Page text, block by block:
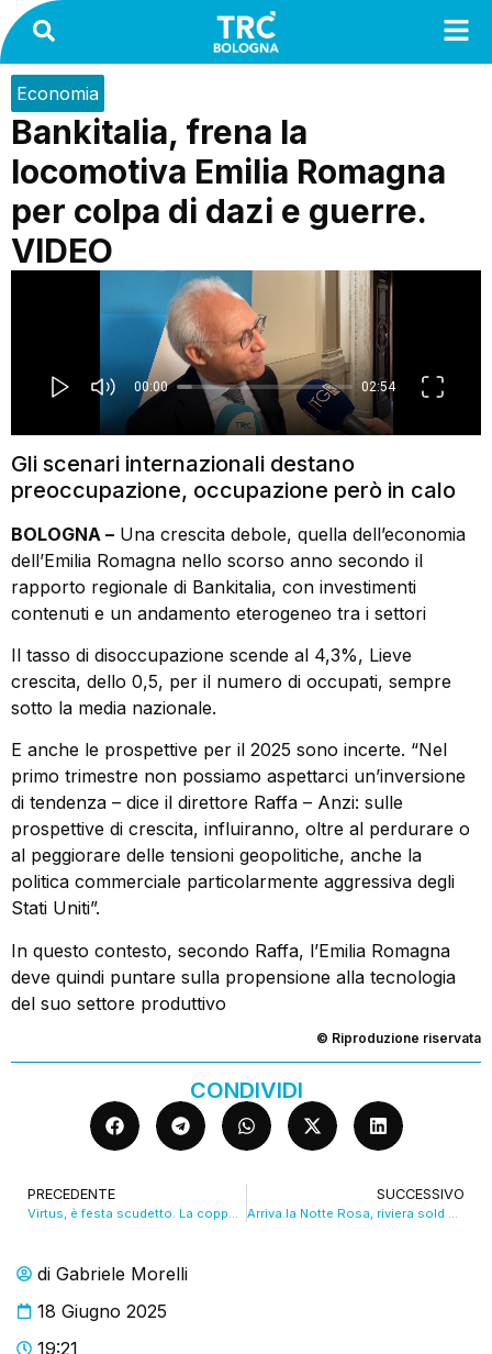
di Gabriele Morelli
18 Giugno 2025
19:21
Economia
Bankitalia, frena la
locomotiva Emilia Romagna
per colpa di dazi e guerre.
VIDEO
Gli scenari internazionali destano
preoccupazione, occupazione però in calo
BOLOGNA – Una crescita debole, quella dell’economia
dell’Emilia Romagna nello scorso anno secondo il
rapporto regionale di Bankitalia, con investimenti
contenuti e un andamento eterogeneo tra i settori
Il tasso di disoccupazione scende al 4,3%, Lieve
crescita, dello 0,5, per il numero di occupati, sempre
sotto la media nazionale.
E anche le prospettive per il 2025 sono incerte. “Nel
primo trimestre non possiamo aspettarci un’inversione
di tendenza – dice il direttore Raffa – Anzi: sulle
prospettive di crescita, influiranno, oltre al perdurare o
al peggiorare delle tensioni geopolitiche, anche la
politica commerciale particolarmente aggressiva degli
Stati Uniti”.
In questo contesto, secondo Raffa, l’Emilia Romagna
deve quindi puntare sulla propensione alla tecnologia
del suo settore produttivo
© Riproduzione riservata
CONDIVIDI
PRECEDENTE
Virtus, è festa scudetto. La coppa da Achille Polonara. VIDEO
SUCCESSIVO
Arriva la Notte Rosa, riviera sold out. VIDEO